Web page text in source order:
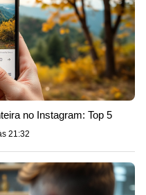
no Instagram: Top 5
21:32